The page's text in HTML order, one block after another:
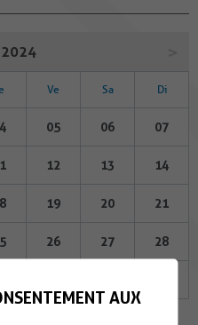
2024
Ve Sa Di
05 06 07
12 13 14
19 20 21
26 27 28
AUX